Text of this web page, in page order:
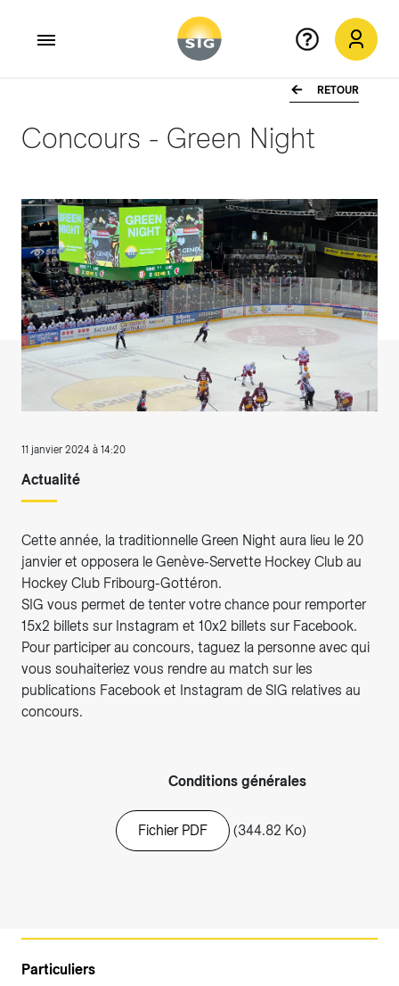
RETOUR
Concours - Green Night
11 janvier 2024 à 14:20
Actualité
Cette année, la traditionnelle Green Night aura lieu le 20
janvier et opposera le Genève-Servette Hockey Club au
Hockey Club Fribourg-Gottéron.
SIG vous permet de tenter votre chance pour remporter
15x2 billets sur Instagram et 10x2 billets sur Facebook.
Pour participer au concours, taguez la personne avec qui
vous souhaiteriez vous rendre au match sur les
publications Facebook et Instagram de SIG relatives au
concours.
Conditions générales
Fichier PDF (344.82 Ko)
Particuliers